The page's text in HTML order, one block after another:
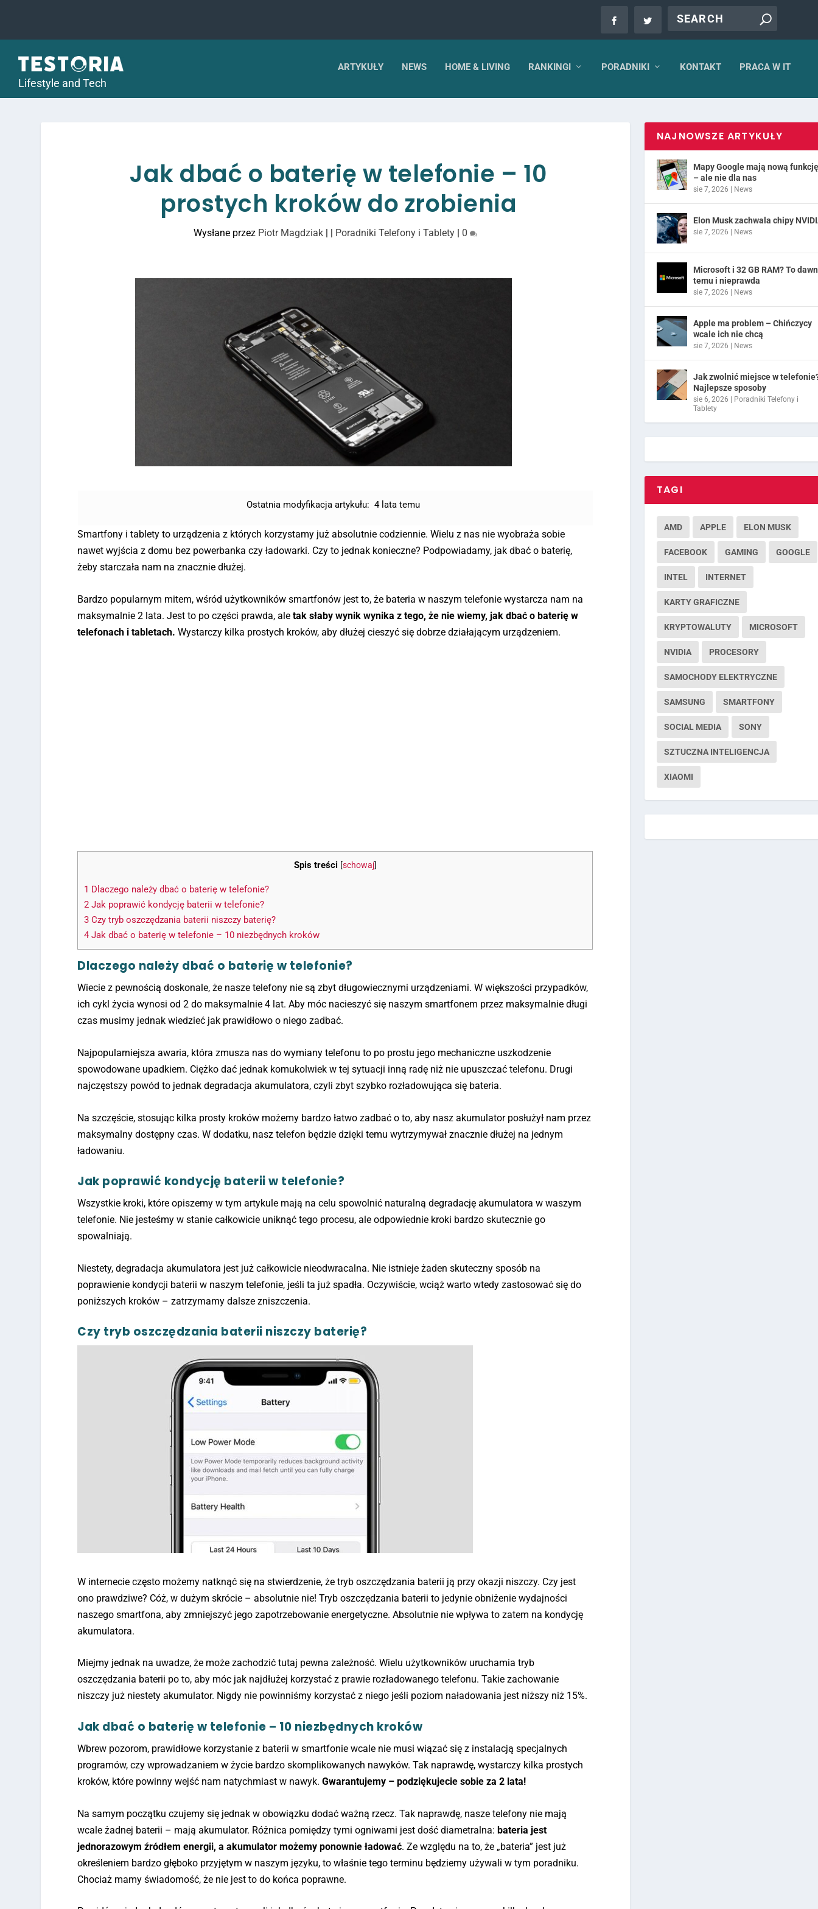
Lifestyle and Tech
ARTYKUŁY NEWS HOME & LIVING RANKINGI PORADNIKI KONTAKT PRACA W IT
Jak dbać o baterię w telefonie – 10
prostych kroków do zrobienia
Wysłane przez Piotr Magdziak | | Poradniki Telefony i Tablety | 0
Ostatnia modyfikacja artykułu: 4 lata temu
Smartfony i tablety to urządzenia z których korzystamy już absolutnie codziennie. Wielu z nas nie wyobraża sobie
nawet wyjścia z domu bez powerbanka czy ładowarki. Czy to jednak konieczne? Podpowiadamy, jak dbać o baterię,
żeby starczała nam na znacznie dłużej.
Bardzo popularnym mitem, wśród użytkowników smartfonów jest to, że bateria w naszym telefonie wystarcza nam na
maksymalnie 2 lata. Jest to po części prawda, aletak słaby wynik wynika z tego, że nie wiemy, jak dbać o baterię w
telefonach i tabletach. Wystarczy kilka prostych kroków, aby dłużej cieszyć się dobrze działającym urządzeniem.
Spis treści [schowaj]
1 Dlaczego należy dbać o baterię w telefonie?
2 Jak poprawić kondycję baterii w telefonie?
3 Czy tryb oszczędzania baterii niszczy baterię?
4 Jak dbać o baterię w telefonie – 10 niezbędnych kroków
Dlaczego należy dbać o baterię w telefonie?
Wiecie z pewnością doskonale, że nasze telefony nie są zbyt długowiecznymi urządzeniami. W większości przypadków,
ich cykl życia wynosi od 2 do maksymalnie 4 lat. Aby móc nacieszyć się naszym smartfonem przez maksymalnie długi
czas musimy jednak wiedzieć jak prawidłowo o niego zadbać.
Najpopularniejsza awaria, która zmusza nas do wymiany telefonu to po prostu jego mechaniczne uszkodzenie
spowodowane upadkiem. Ciężko dać jednak komukolwiek w tej sytuacji inną radę niż nie upuszczać telefonu. Drugi
najczęstszy powód to jednak degradacja akumulatora, czyli zbyt szybko rozładowująca się bateria.
Na szczęście, stosując kilka prosty kroków możemy bardzo łatwo zadbać o to, aby nasz akumulator posłużył nam przez
maksymalny dostępny czas. W dodatku, nasz telefon będzie dzięki temu wytrzymywał znacznie dłużej na jednym
ładowaniu.
Jak poprawić kondycję baterii w telefonie?
Wszystkie kroki, które opiszemy w tym artykule mają na celu spowolnić naturalną degradację akumulatora w waszym
telefonie. Nie jesteśmy w stanie całkowicie uniknąć tego procesu, ale odpowiednie kroki bardzo skutecznie go
spowalniają.
Niestety, degradacja akumulatora jest już całkowicie nieodwracalna. Nie istnieje żaden skuteczny sposób na
poprawienie kondycji baterii w naszym telefonie, jeśli ta już spadła. Oczywiście, wciąż warto wtedy zastosować się do
poniższych kroków – zatrzymamy dalsze zniszczenia.
Czy tryb oszczędzania baterii niszczy baterię?
W internecie często możemy natknąć się na stwierdzenie, że tryb oszczędzania baterii ją przy okazji niszczy. Czy jest
ono prawdziwe? Cóż, w dużym skrócie – absolutnie nie! Tryb oszczędzania baterii to jedynie obniżenie wydajności
naszego smartfona, aby zmniejszyć jego zapotrzebowanie energetyczne. Absolutnie nie wpływa to zatem na kondycję
akumulatora.
Miejmy jednak na uwadze, że może zachodzić tutaj pewna zależność. Wielu użytkowników uruchamia tryb
oszczędzania baterii po to, aby móc jak najdłużej korzystać z prawie rozładowanego telefonu. Takie zachowanie
niszczy już niestety akumulator. Nigdy nie powinniśmy korzystać z niego jeśli poziom naładowania jest niższy niż 15%.
Jak dbać o baterię w telefonie – 10 niezbędnych kroków
Wbrew pozorom, prawidłowe korzystanie z baterii w smartfonie wcale nie musi wiązać się z instalacją specjalnych
programów, czy wprowadzaniem w życie bardzo skomplikowanych nawyków. Tak naprawdę, wystarczy kilka prostych
kroków, które powinny wejść nam natychmiast w nawyk.Gwarantujemy – podziękujecie sobie za 2 lata!
Na samym początku czujemy się jednak w obowiązku dodać ważną rzecz. Tak naprawdę, nasze telefony nie mają
wcale żadnej baterii – mają akumulator. Różnica pomiędzy tymi ogniwami jest dość diametralna:bateria jest
jednorazowym źródłem energii, a akumulator możemy ponownie ładować. Ze względu na to, że „bateria” jest już
określeniem bardzo głęboko przyjętym w naszym języku, to właśnie tego terminu będziemy używali w tym poradniku.
Chociaż mamy świadomość, że nie jest to do końca poprawne.
NAJNOWSZE ARTYKUŁY
Mapy Google mają nową funkcję
– ale nie dla nas
sie 7, 2026 | News
Elon Musk zachwala chipy
sie 7, 2026 | News
Microsoft i 32 GB RAM? To
temu i nieprawda
sie 7, 2026 | News
Apple ma problem – Chińczycy
wcale ich nie chcą
sie 7, 2026 | News
Jak zwolnić miejsce w
Najlepsze sposoby
sie 6, 2026 | Poradniki Telefony i
Tablety
TAGI
AMD APPLE ELON MUSK
FACEBOOK GAMING GOOGLE
INTEL INTERNET
KARTY GRAFICZNE
KRYPTOWALUTY MICROSOFT
NVIDIA PROCESORY
SAMOCHODY ELEKTRYCZNE
SAMSUNG SMARTFONY
SOCIAL MEDIA SONY
SZTUCZNA INTELIGENCJA
XIAOMI